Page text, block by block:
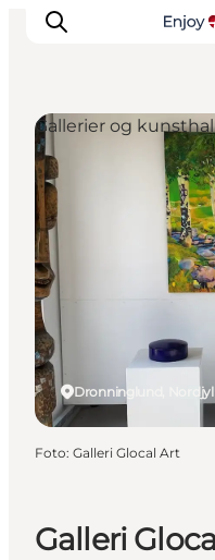
Oplevelser og
Planlæg din tur
Byer og steder
Guides
Det sker
For børn
Galleri
Dronninglund,
Gallerier og
Foto: Galleri Glocal Art